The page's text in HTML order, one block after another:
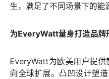
联
生，满足了不同场景下的能
为EveryWatt量身打造品牌
EveryWatt为欧美用户提
向全球扩展。凸凹设计塑